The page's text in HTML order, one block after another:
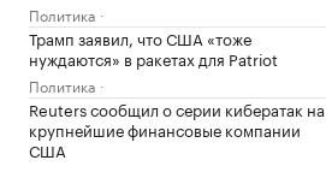
Политика
Трамп заявил, что США «тоже
нуждаются» в ракетах для Patriot
Политика
Reuters сообщил о серии кибератак на
крупнейшие финансовые компании
США